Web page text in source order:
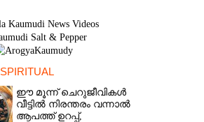
SPIRITUAL
ഈ മൂന്ന് ചെറുജീവികൾ
വീട്ടിൽ നിരന്തരം വന്നാൽ
ആപത്ത് ഉറപ്പ്,​